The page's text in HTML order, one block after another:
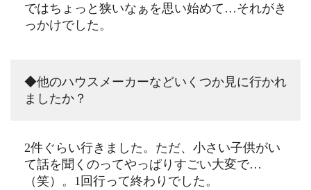
ではちょっと狭いなぁを思い始めて…それがき
っかけでした。
◆他のハウスメーカーなどいくつか見に行かれ
ましたか？
2件ぐらい行きました。ただ、小さい子供がい
て話を聞くのってやっぱりすごい大変で…
（笑）。1回行って終わりでした。